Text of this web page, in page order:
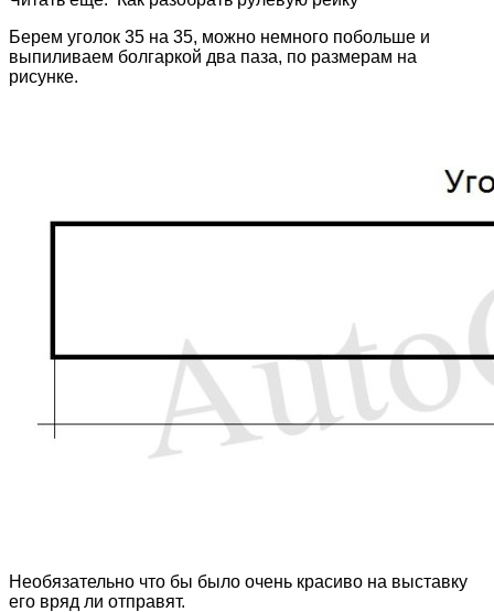
Берем уголок 35 на 35, можно немного побольше и
выпиливаем болгаркой два паза, по размерам на
рисунке.
Необязательно что бы было очень красиво на выставку
его вряд ли отправят.